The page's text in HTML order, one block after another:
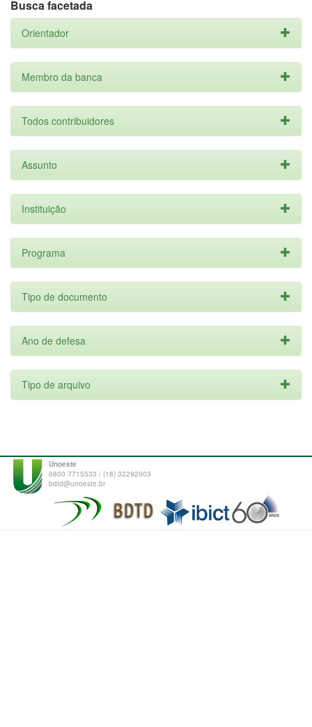
Busca facetada
Orientador
Membro da banca
Todos contribuidores
Assunto
Instituição
Programa
Tipo de documento
Ano de defesa
Tipo de arquivo
Unoeste
0800 7715533 / (18) 32292003
bdtd@unoeste.br